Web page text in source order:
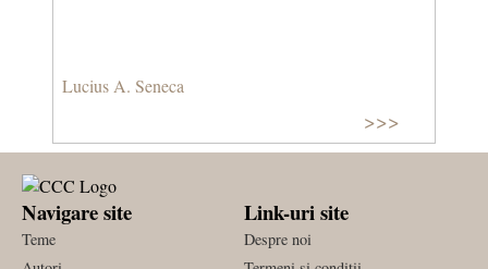
Lucius A. Seneca
>>>
Navigare site
Teme
Link-uri site
Despre noi